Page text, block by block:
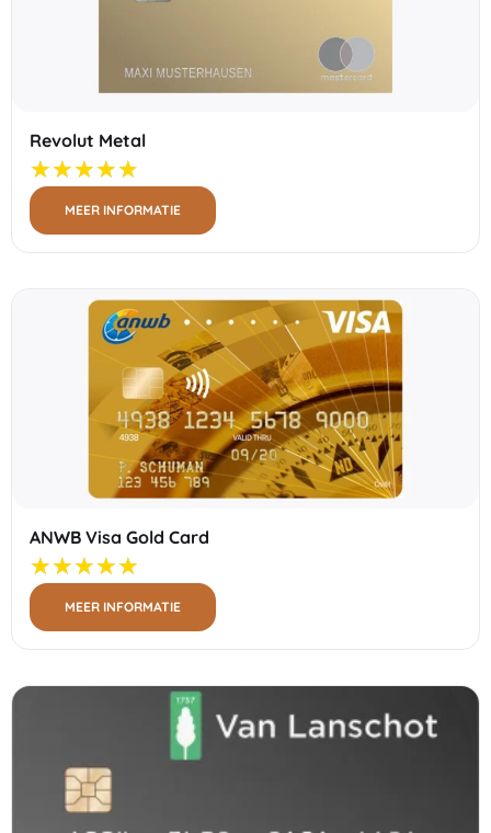
Revolut Metal
MEER INFORMATIE
ANWB Visa Gold Card
MEER INFORMATIE